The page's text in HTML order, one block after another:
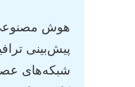
پیش‌بینی